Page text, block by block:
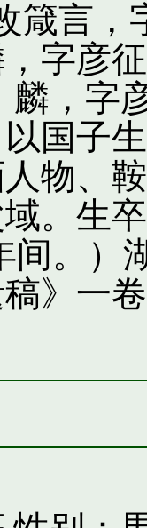
箴言，
字彦
麟，字
国子
物、
。生
间。
》一